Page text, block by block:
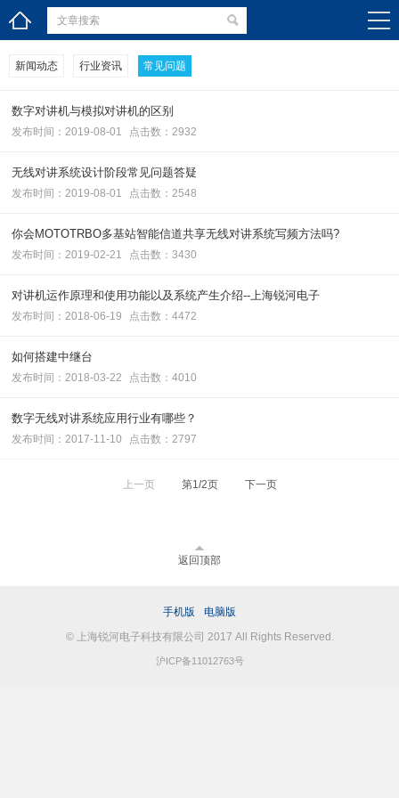
新闻动态 行业资讯 常见问题
数字对讲机与模拟对讲机的区别
发布时间：2019-08-01 点击数：2932
无线对讲系统设计阶段常见问题答疑
发布时间：2019-08-01 点击数：2548
你会MOTOTRBO多基站智能信道共享无线对讲系统写频方法吗?
发布时间：2019-02-21 点击数：3430
对讲机运作原理和使用功能以及系统产生介绍--上海锐河电子
发布时间：2018-06-19 点击数：4472
如何搭建中继台
发布时间：2018-03-22 点击数：4010
数字无线对讲系统应用行业有哪些？
发布时间：2017-11-10 点击数：2797
上一页 第1/2页 下一页
返回顶部
手机版
电脑版
© 上海锐河电子科技有限公司 2017 All Rights Reserved.
沪ICP备11012763号